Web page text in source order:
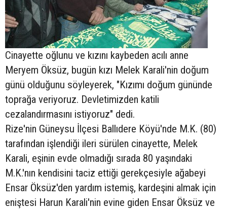
Cinayette oğlunu ve kızını kaybeden acılı anne
Meryem Öksüz, bugün kızı Melek Karali'nin doğum
günü olduğunu söyleyerek, "Kızımı doğum gününde
toprağa veriyoruz. Devletimizden katili
cezalandırmasını istiyoruz" dedi.
Rize'nin Güneysu İlçesi Ballıdere Köyü'nde M.K. (80)
tarafından işlendiği ileri sürülen cinayette, Melek
Karali, eşinin evde olmadığı sırada 80 yaşındaki
M.K.'nın kendisini taciz ettiği gerekçesiyle ağabeyi
Ensar Öksüz'den yardım istemiş, kardeşini almak için
eniştesi Harun Karali'nin evine giden Ensar Öksüz ve